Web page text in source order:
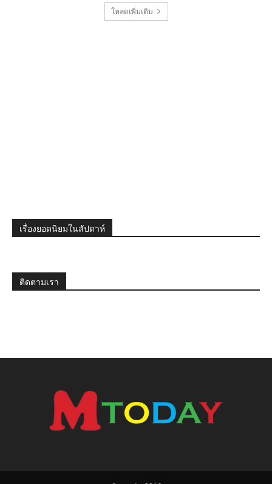
โหลดเพิ่มเติม
เรื่องยอดนิยมในสัปดาห์
ติดตามเรา